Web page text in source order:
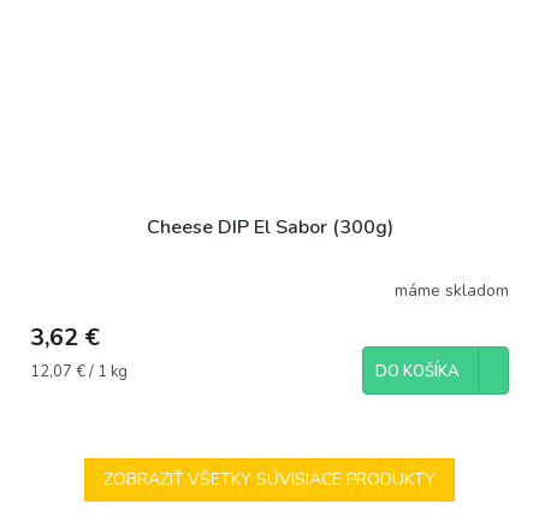
Cheese DIP El Sabor (300g)
máme skladom
3,62 €
Jednotková
12,07 € / 1 kg DO KOŠÍKA
ZOBRAZIŤ VŠETKY SÚVISIACE PRODUKTY